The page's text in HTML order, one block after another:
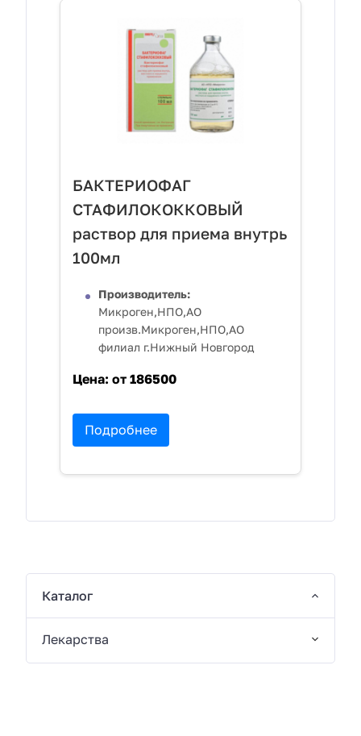
БАКТЕРИОФАГ
СТАФИЛОКОККОВЫЙ
раствор для приема внутрь
100мл
Производитель:
Микроген,НПО,АО
произв.Микроген,НПО,АО
филиал г.Нижный Новгород
Цена: от 186500
Подробнее
Каталог
Лекарства